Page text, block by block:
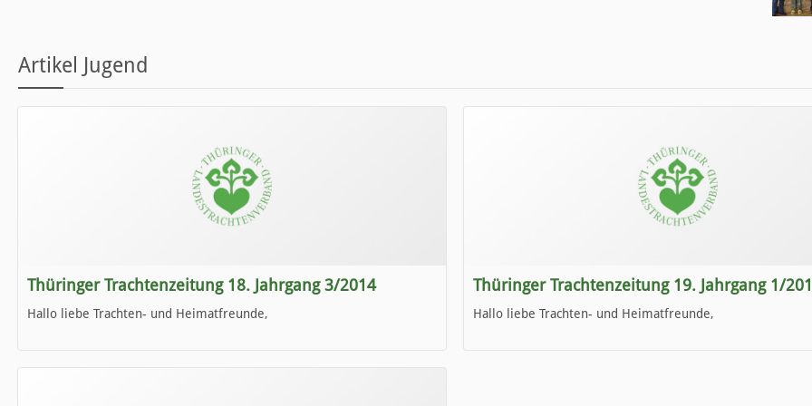
Artikel Jugend
Thüringer Trachtenzeitung 18. Jahrgang 3/2014
Hallo liebe Trachten- und Heimatfreunde,
Wir wünschen Euch viel Spaß beim Lesen.
Thüringer Trachtenzeitung 19. Jahrgang 1/
Hallo liebe Trachten- und Heimatfreunde,